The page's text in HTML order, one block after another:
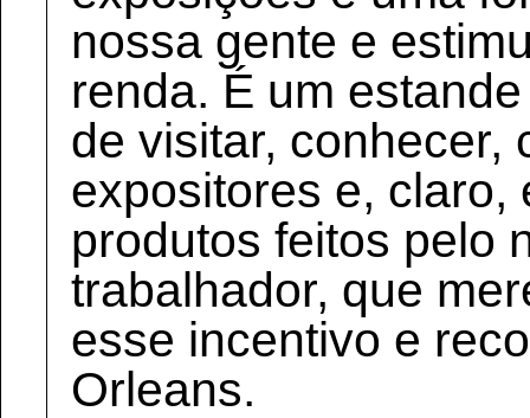
nossa gente e
renda. É um
de visitar, conhecer,
expositores e, claro,
produtos feitos pelo
trabalhador, que
esse incentivo e
Orleans.